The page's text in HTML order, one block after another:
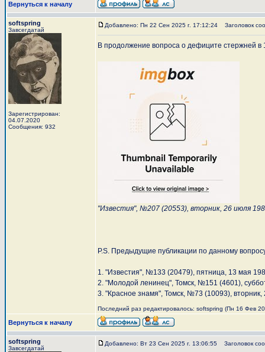
Вернуться к началу
softspring
Завсегдатай
Зарегистрирован:
04.07.2020
Сообщения: 932
Добавлено: Пн 22 Сен 2025 г. 17:12:24 Заголовок
В продолжение вопроса о дефиците стержней в
"Известия", №207 (20553), вторник, 26 июля
P.S. Предыдущие публикации по данному
1. "Известия", №133 (20479), пятница, 13 мая
2. "Молодой ленинец", Томск, №151 (4601),
3. "Красное знамя", Томск, №73 (10093), вторник,
Последний раз редактировалось: softspring (Пн 16 Фев
Вернуться к началу
softspring
Завсегдатай
Добавлено: Вт 23 Сен 2025 г. 13:06:55 Заголовок